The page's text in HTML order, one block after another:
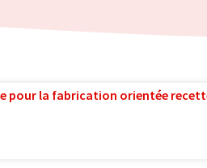
pour la fabrication orientée